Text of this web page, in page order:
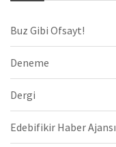
Buz Gibi Ofsayt!
Deneme
Dergi
Edebifikir Haber Ajansı